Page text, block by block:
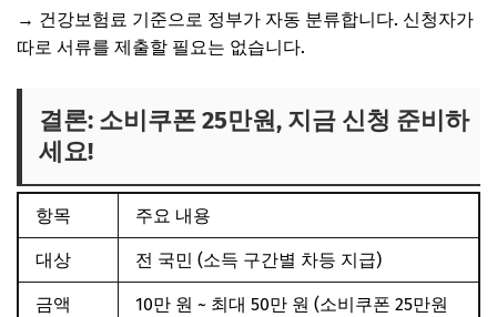
→ 건강보험료 기준으로 정부가 자동 분류합니다. 신청자가
따로 서류를 제출할 필요는 없습니다.
결론: 소비쿠폰 25만원, 지금 신청 준비하
세요!
항목 주요 내용
대상 전 국민 (소득 구간별 차등 지급)
금액 10만 원 ~ 최대 50만 원 (소비쿠폰 25만원